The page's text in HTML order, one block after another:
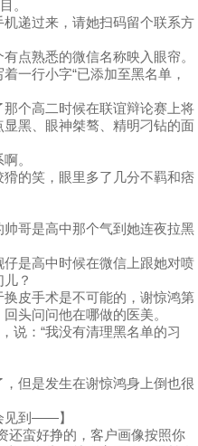
。
递过来，请她扫码留个联系方
点熟悉的微信名称映入眼帘。
一行小字“已添加至黑名单，
个高二时候在联谊辩论赛上将
黑、眼神桀骜、精明刁钻的面
。
的笑，眼里多了几分不羁和痞
哥是高中那个气到她连夜拉黑
是高中时候在微信上跟她对喷
？
皮手术是不可能的，谢惊鸿第
头问问他在哪做的医美。
说：“我没有清理黑名单的习
但是发生在谢惊鸿身上倒也很
见到——】
还蛮好挣的，客户画像按照你